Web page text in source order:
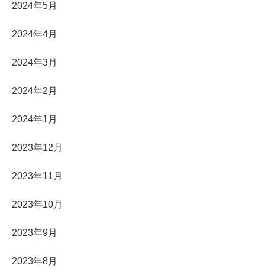
2024年5月
2024年4月
2024年3月
2024年2月
2024年1月
2023年12月
2023年11月
2023年10月
2023年9月
2023年8月